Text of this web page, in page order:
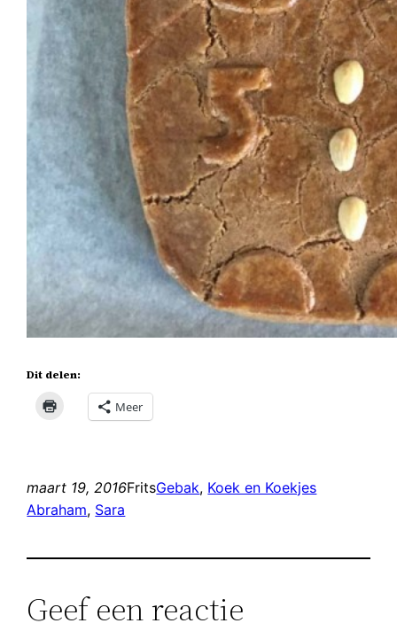
Dit delen:
Meer
maart 19, 2016FritsGebak, Koek en Koekjes
Abraham, Sara
Geef een reactie